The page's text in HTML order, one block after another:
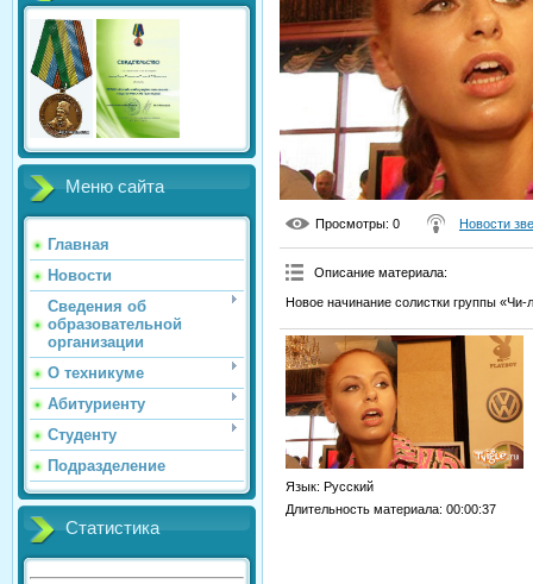
Меню сайта
Главная
Новости
Сведения об
образовательной
организации
О техникуме
Абитуриенту
Студенту
Подразделение
Статистика
Просмотры: 0 Новости
Описание материала:
Новое начинание солистки группы
Язык: Русский
Длительность материала: 00:00:37